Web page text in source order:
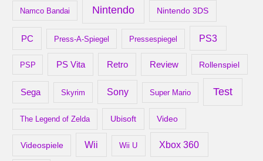
Namco Bandai Nintendo Nintendo 3DS
PC Press-A-Spiegel Pressespiegel PS3
PSP PS Vita Retro Review Rollenspiel
Sega Skyrim Sony Super Mario Test
The Legend of Zelda Ubisoft Video
Videospiele Wii Wii U Xbox 360